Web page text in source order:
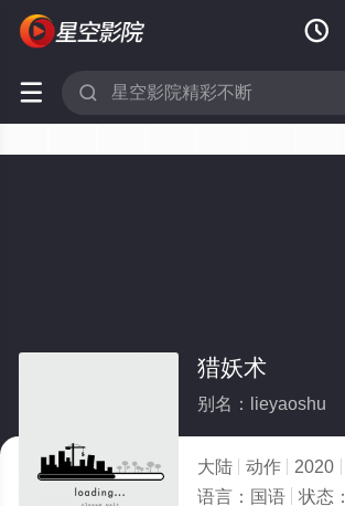

 
猎妖术
别名：lieyaoshu
大陆 动作 2020
语言： 国语 状态：